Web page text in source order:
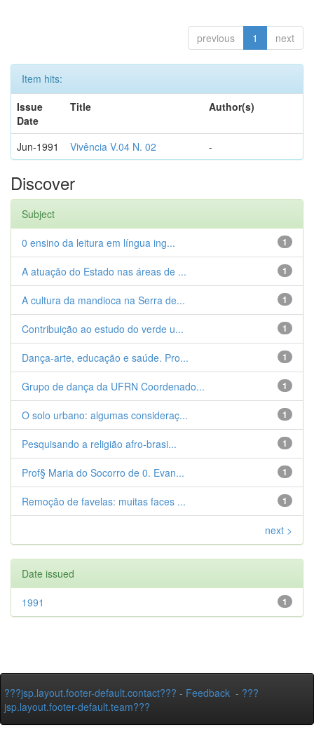
previous 1 next
Item hits:
Issue
Date
Title Author(s)
Jun-1991 Vivência V.04 N. 02 -
Discover
Subject
1
0 ensino da leitura em língua ing...
1
A atuação do Estado nas áreas de ...
1
A cultura da mandioca na Serra de...
1
Contribuição ao estudo do verde u...
1
Dança-arte, educação e saúde. Pro...
1
Grupo de dança da UFRN Coordenado...
1
O solo urbano: algumas consideraç...
1
Pesquisando a religião afro-brasi...
1
Prof§ Maria do Socorro de 0. Evan...
1
Remoção de favelas: muitas faces ...
next >
Date issued
1
1991
???jsp.layout.footer-default.contact??? - Feedback - ???
jsp.layout.footer-default.team???